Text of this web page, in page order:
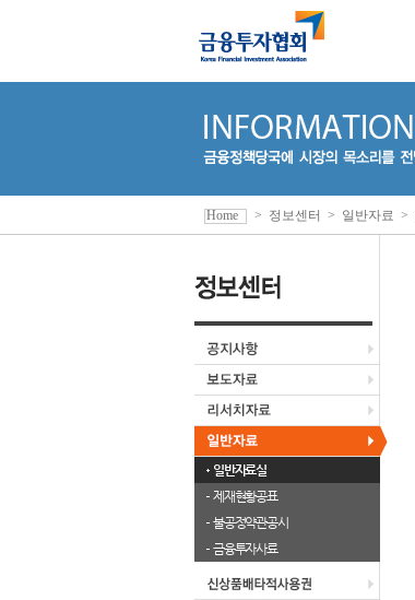
일반자료실
제재현황공표
불공정약관공시
금융투자사료
Home > 정보센터 > 일반자료 >